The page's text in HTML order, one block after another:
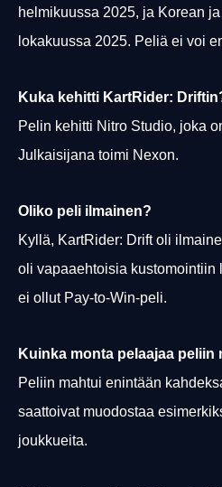
helmikuussa 2025, ja Korean
lokakuussa 2025. Peliä ei voi
Kuka kehitti KartRider:
Pelin kehitti Nitro Studio, joka
Julkaisijana toimi Nexon.
Oliko peli ilmainen?
Kyllä, KartRider: Drift oli
oli vapaaehtoisia kustomointiin
ei ollut Pay-to-Win-peli.
Kuinka monta pelaajaa peliin
Peliin mahtui enintään
saattoivat muodostaa
joukkueita.